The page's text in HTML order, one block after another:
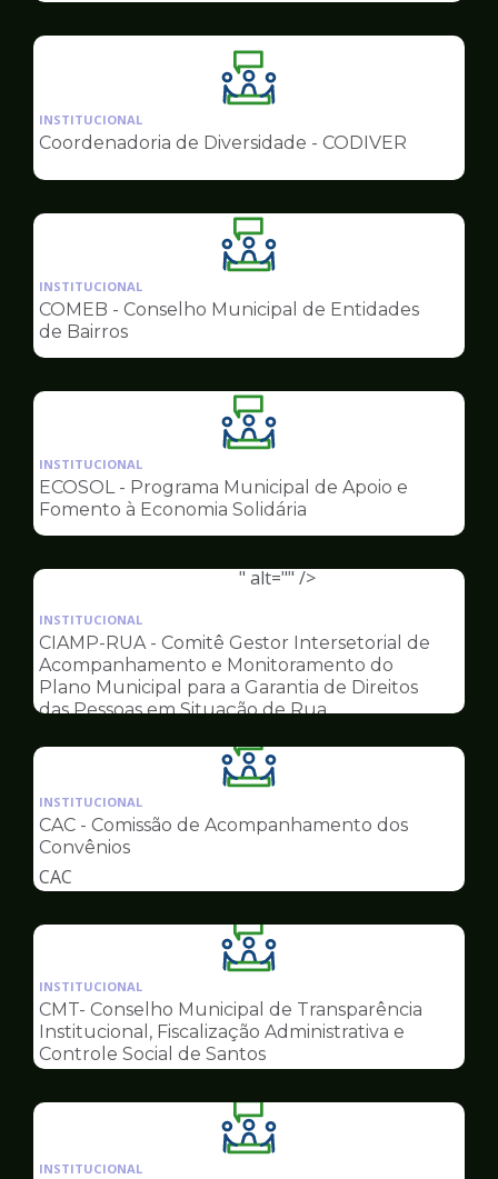
Ilustração
da
pagina
Conselhos
INSTITUCIONAL
Coordenadoria de Diversidade - CODIVER
Ilustração
da
pagina
Conselhos
INSTITUCIONAL
COMEB - Conselho Municipal de Entidades
de Bairros
Ilustração
da
pagina
de
Conselhos
INSTITUCIONAL
ECOSOL - Programa Municipal de Apoio e
Fomento à Economia Solidária
" alt="" />
Ilustração
pagina
de
Conselhos
INSTITUCIONAL
CIAMP-RUA - Comitê Gestor Intersetorial de
Acompanhamento e Monitoramento do
Plano Municipal para a Garantia de Direitos
das Pessoas em Situação de Rua
Ilustração
da
pagina
INSTITUCIONAL
CAC - Comissão de Acompanhamento dos
Convênios
CAC
Ilustração
da
pagina
de
Conselhos
INSTITUCIONAL
CMT- Conselho Municipal de Transparência
Institucional, Fiscalização Administrativa e
Controle Social de Santos
Ilustração
da
INSTITUCIONAL